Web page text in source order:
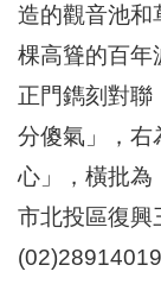
造的觀音池和
棵高聳的百年
正門鐫刻對聯
分傻氣」，右
心」，橫批為
市北投區復興
(02)28914019